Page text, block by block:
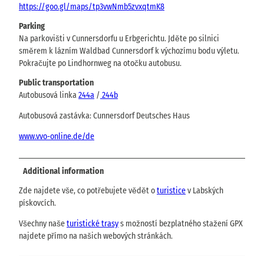
https://goo.gl/maps/tp3vwNmb5zvxqtmK8
Parking
Na parkovišti v Cunnersdorfu u Erbgerichtu. Jděte po silnici
směrem k lázním Waldbad Cunnersdorf k výchozímu bodu výletu.
Pokračujte po Lindhornweg na otočku autobusu.
Public transportation
Autobusová linka244a / 244b
Autobusová zastávka: Cunnersdorf Deutsches Haus
www.vvo-online.de/de
Additional information
Zde najdete vše, co potřebujete vědět oturisticev Labských
pískovcích.
Všechny našeturistické trasys možností bezplatného stažení GPX
najdete přímo na našich webových stránkách.